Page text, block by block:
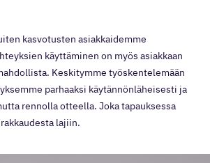
kasvotusten asiakkaidemme
käyttäminen on myös asiakkaan
Keskitymme työskentelemään
parhaaksi käytännönläheisesti ja
rennolla otteella. Joka tapauksessa
lajiin.